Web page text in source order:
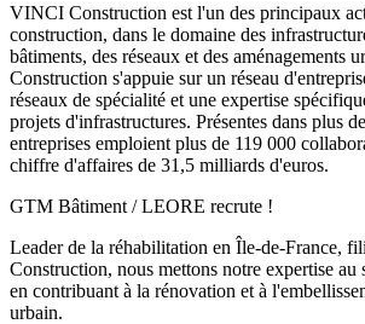
VINCI Construction est l'un des principaux
construction, dans le domaine des
bâtiments, des réseaux et des aménagements
Construction s'appuie sur un réseau
réseaux de spécialité et une expertise
projets d'infrastructures. Présentes dans plus
entreprises emploient plus de 119 000
chiffre d'affaires de 31,5 milliards d'euros.
GTM Bâtiment / LEORE recrute !
Leader de la réhabilitation en Île-de-France,
Construction, nous mettons notre expertise au
en contribuant à la rénovation et à
urbain.